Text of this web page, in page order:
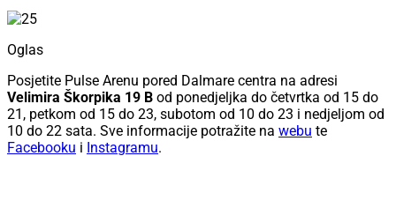
Oglas
Posjetite Pulse Arenu pored Dalmare centra na adresi
Velimira Škorpika 19 B od ponedjeljka do četvrtka od 15 do
21, petkom od 15 do 23, subotom od 10 do 23 i nedjeljom od
10 do 22 sata. Sve informacije potražite na webu te
Facebooku i Instagramu.